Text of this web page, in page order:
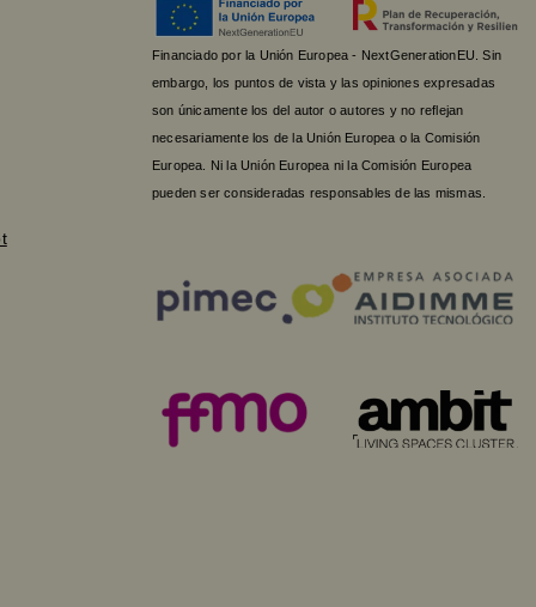
Financiado por la Unión Europea - NextGenerationEU. Sin
embargo, los puntos de vista y las opiniones expresadas
son únicamente los del autor o autores y no reflejan
necesariamente los de la Unión Europea o la Comisión
Europea. Ni la Unión Europea ni la Comisión Europea
pueden ser consideradas responsables de las mismas.